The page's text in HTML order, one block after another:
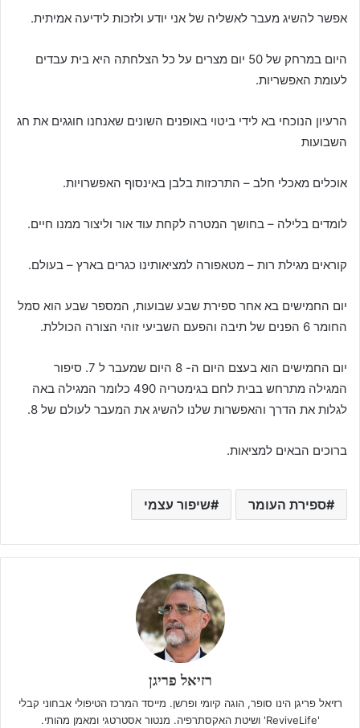
אפשר להשיג מעבר לאשליה של אני יודע ולזכות לידיעה אמיתית.
היום במרחק של 50 יום מצרים על כל הצלחתה היא בית עבדים
לעומת האפשריות.
הרעיון הנוכחי בא לידי ביטוי באופנים השונים שאנחנו חוגגים את חג
השבועות
אוכלים מאכלי חלב – התרכזות בלבן באינסוף האפשרויות.
לומדים בלילה – בחושך המטרה לקחת עוד אור וליצור ממנו חיים.
קוראים מגילת רות – מטאפורה למציאותינו כגרים בארץ – בעולם.
יום החמישים בא אחר ספירת שבע שבועות, המספר שבע הוא סמל
החומר 6 הפנים של תיבה והפעם השביעי זוהי הצורה הכוללת.
יום החמישים הוא בעצם היום ה- 8 היום שמעבר ל 7. סיפור
המגילה מתרחש בבית לחם בגימטריה 490 כלומר המגילה באה
לגלות את הדרך והאפשרות שלנו להשיג את המעבר לעולם של 8.
ברוכים הבאים למציאות.
ספירת העומר שיפור עצמי
רזיאל פריגן
רזיאל פריגן הינו סופר, הוגה קיומי ופרשן. מייסד המרכז הטיפולי אבחוני קבלי
'ReviveLife' ושיטת האקסתרפיה. מנטור אסטרטגי ומאמן מהותי.